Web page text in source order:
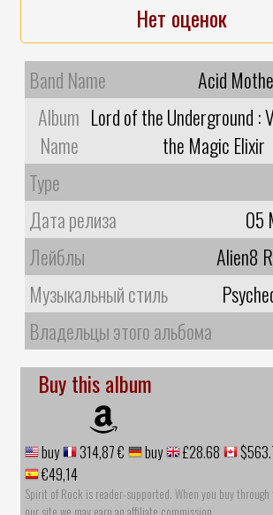
Нет оценок
Band Name
Acid
Album
Name
Lord of the Underground :
the Magic Elixir
Type
Дата релиза
05
Лейблы
Alien8
Музыкальный стиль
Владельцы этого альбома
Buy this album
buy 314,87 € buy £28.68
€49,14
Spirit of Rock is reader-supported. When you buy
our site we may earn an affiliate commission